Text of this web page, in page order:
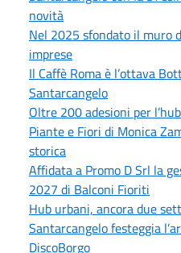
novità
Nel 2025 sfondato il muro
imprese
Il Caffè Roma è l’ottava
Santarcangelo
Oltre 200 adesioni per
Piante e Fiori di Monica
storica
Affidata a Promo D Srl la
2027 di Balconi Fioriti
Hub urbani, ancora due
Santarcangelo festeggia
DiscoBorgo